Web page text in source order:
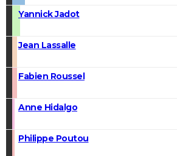
Yannick Jadot
Jean Lassalle
Fabien Roussel
Anne Hidalgo
Philippe Poutou